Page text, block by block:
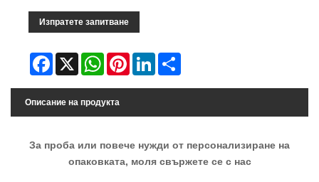
Изпратете запитване
Facebook
X WhatsAppPinterestLinkedIn
Описание на продукта
За проба или повече нужди от персонализиране на
опаковката, моля свържете се с нас